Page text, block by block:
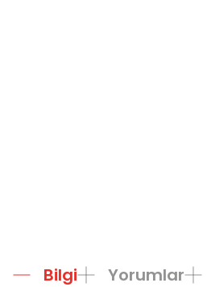
Bilgi Yorumlar